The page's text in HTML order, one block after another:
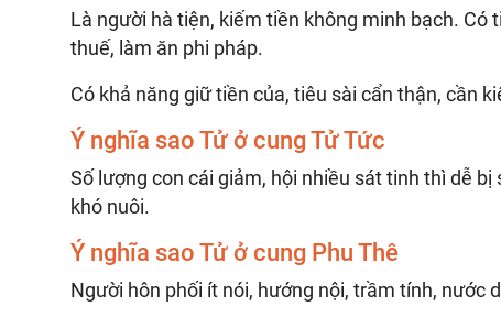
Là người hà tiện, kiếm tiền không minh bạch. Có
thuế, làm ăn phi pháp.
Có khả năng giữ tiền của, tiêu sài cẩn thận, cần
Ý nghĩa sao Tử ở cung Tử Tức
Số lượng con cái giảm, hội nhiều sát tinh thì dễ
khó nuôi.
Ý nghĩa sao Tử ở cung Phu Thê
Người hôn phối ít nói, hướng nội, trầm tính, nước